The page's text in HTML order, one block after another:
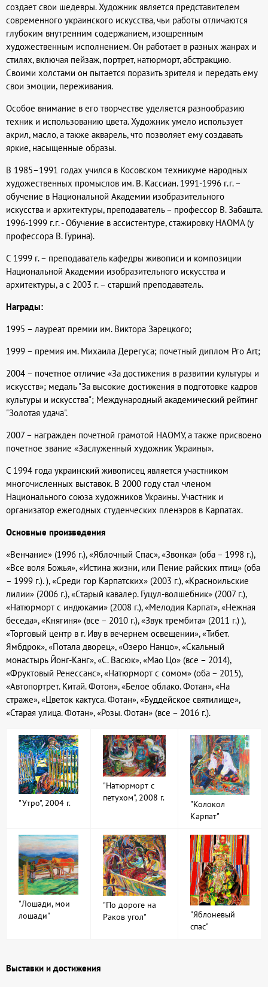
создает свои шедевры. Художник является представителем
современного украинского искусства, чьи работы отличаются
глубоким внутренним содержанием, изощренным
художественным исполнением. Он работает в разных жанрах и
стилях, включая пейзаж, портрет, натюрморт, абстракцию.
Своими холстами он пытается поразить зрителя и передать ему
свои эмоции, переживания.
Особое внимание в его творчестве уделяется разнообразию
техник и использованию цвета. Художник умело использует
акрил, масло, а также акварель, что позволяет ему создавать
яркие, насыщенные образы.
В 1985–1991 годах учился в Косовском техникуме народных
художественных промыслов им. В. Кассиан. 1991-1996 г.г. –
обучение в Национальной Академии изобразительного
искусства и архитектуры, преподаватель – профессор В. Забашта.
1996-1999 г.г. - Обучение в ассистентуре, стажировку НАОМА (у
профессора В. Гурина).
С 1999 г. – преподаватель кафедры живописи и композиции
Национальной Академии изобразительного искусства и
архитектуры, а с 2003 г. – старший преподаватель.
Награды:
1995 – лауреат премии им. Виктора Зарецкого;
1999 – премия им. Михаила Дерегуса; почетный диплом Рго Аrt;
2004 – почетное отличие «За достижения в развитии культуры и
искусств»; медаль "За высокие достижения в подготовке кадров
культуры и искусства"; Международный академический рейтинг
"Золотая удача".
2007 – награжден почетной грамотой НАОМУ, а также присвоено
почетное звание «Заслуженный художник Украины».
С 1994 года украинский живописец является участником
многочисленных выставок. В 2000 году стал членом
Национального союза художников Украины. Участник и
организатор ежегодных студенческих пленэров в Карпатах.
Основные произведения
«Венчание» (1996 г.), «Яблочный Спас», «Звонка» (оба – 1998 г.),
«Все воля Божья», «Истина жизни, или Пение райских птиц» (оба
– 1999 г.). ), «Среди гор Карпатских» (2003 г.), «Красноильские
лилии» (2006 г.), «Старый кавалер. Гуцул-волшебник» (2007 г.),
«Натюрморт с индюками» (2008 г.), «Мелодия Карпат», «Нежная
беседа», «Княгиня» (все – 2010 г.), «Звук трембита» (2011 г.) ),
«Торговый центр в г. Иву в вечернем освещении», «Тибет.
Ямбдрок», «Потала дворец», «Озеро Нанцо», «Скальный
монастырь Йонг-Канг», «С. Васюк», «Мао Цо» (все – 2014),
«Фруктовый Ренессанс», «Натюрморт с сомом» (оба – 2015),
«Автопортрет. Китай. Фотон», «Белое облако. Фотан», «На
страже», «Цветок кактуса. Фотан», «Буддейское святилище»,
«Старая улица. Фотан», «Розы. Фотан» (все – 2016 г.).
"Утро", 2004 г.
"Натюрморт с
петухом", 2008 г.
"Колокол
Карпат"
"Лошади, мои
лошади"
"По дороге на
Раков угол"
"Яблоневый
спас"
Выставки и достижения